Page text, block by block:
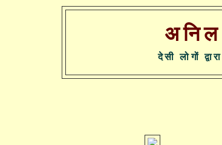
अनिल
देसी लोगों